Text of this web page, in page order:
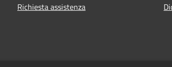
Richiesta assistenza